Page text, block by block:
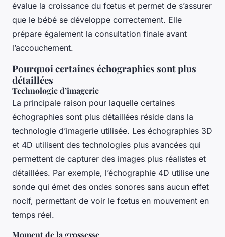
évalue la croissance du fœtus et permet de s’assurer
que le bébé se développe correctement. Elle
prépare également la consultation finale avant
l’accouchement.
Pourquoi certaines échographies sont plus
détaillées
Technologie d’imagerie
La principale raison pour laquelle certaines
échographies sont plus détaillées réside dans la
technologie d’imagerie utilisée. Les échographies 3D
et 4D utilisent des technologies plus avancées qui
permettent de capturer des images plus réalistes et
détaillées. Par exemple, l’échographie 4D utilise une
sonde qui émet des ondes sonores sans aucun effet
nocif, permettant de voir le fœtus en mouvement en
temps réel.
Moment de la grossesse